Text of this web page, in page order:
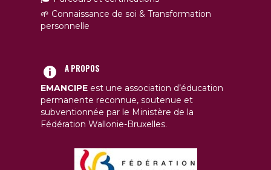
🌱 Connaissance de soi & Transformation
personnelle
A PROPOS
EMANCIPE est une association d’éducation
permanente reconnue, soutenue et
subventionnée par le Ministère de la
Fédération Wallonie-Bruxelles.